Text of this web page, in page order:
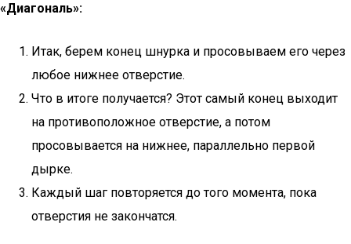
«Диагональ»:
Итак, берем конец шнурка и просовываем его через
любое нижнее отверстие.
Что в итоге получается? Этот самый конец выходит
на противоположное отверстие, а потом
просовывается на нижнее, параллельно первой
дырке.
Каждый шаг повторяется до того момента, пока
отверстия не закончатся.